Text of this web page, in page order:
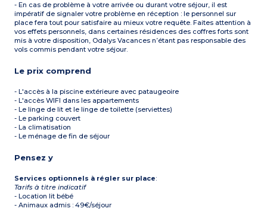
- En cas de problème à votre arrivée ou durant votre séjour, il est
impératif de signaler votre problème en réception : le personnel sur
place fera tout pour satisfaire au mieux votre requête. Faites attention à
vos effets personnels, dans certaines résidences des coffres forts sont
mis à votre disposition, Odalys Vacances n’étant pas responsable des
vols commis pendant votre séjour.
Le prix comprend
- L'accès à la piscine extérieure avec pataugeoire
- L'accès WIFI dans les appartements
- Le linge de lit et le linge de toilette (serviettes)
- Le parking couvert
- La climatisation
- Le ménage de fin de séjour
Pensez y
Services optionnels à régler sur place:
Tarifs à titre indicatif
- Location lit bébé
- Animaux admis : 49€/séjour